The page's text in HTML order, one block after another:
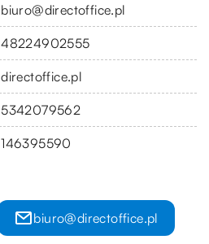
biuro@directoffice.pl
48224902555
directoffice.pl
5342079562
146395590
biuro@directoffice.pl